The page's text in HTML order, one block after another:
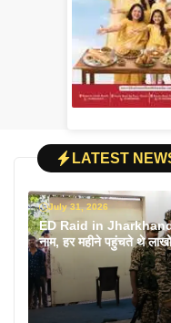
LATEST
July 31, 2026
ED Raid in Jharkhand:
नाम, हर महीने पहुंचते थे